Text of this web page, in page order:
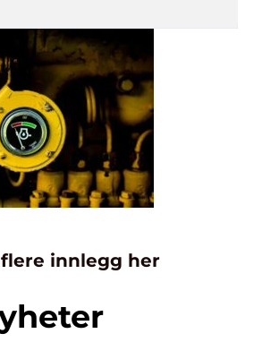
flere innlegg her